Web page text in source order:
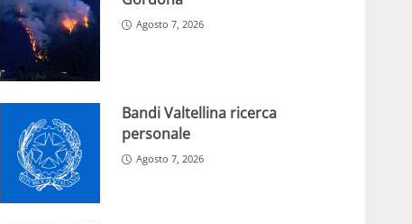
Agosto 7, 2026
Bandi Valtellina ricerca
personale
Agosto 7, 2026